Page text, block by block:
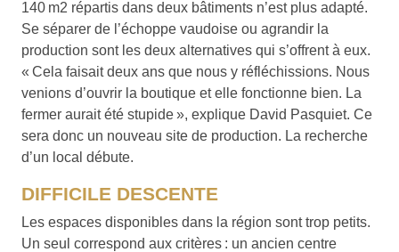
140 m2 répartis dans deux bâtiments n’est plus adapté.
Se séparer de l’échoppe vaudoise ou agrandir la
production sont les deux alternatives qui s’offrent à eux.
« Cela faisait deux ans que nous y réfléchissions. Nous
venions d’ouvrir la boutique et elle fonctionne bien. La
fermer aurait été stupide », explique David Pasquiet. Ce
sera donc un nouveau site de production. La recherche
d’un local débute.
DIFFICILE DESCENTE
Les espaces disponibles dans la région sont trop petits.
Un seul correspond aux critères : un ancien centre